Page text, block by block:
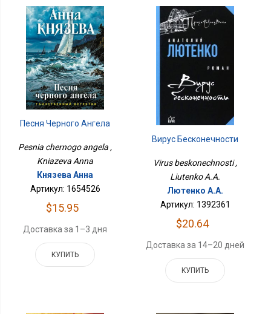
Песня Черного Ангела
Pesnia chernogo angela ,
Kniazeva Anna
Князева Анна
Артикул: 1654526
$15.95
Доставка за 1–3 дня
КУПИТЬ
Вирус Бесконечности
Virus beskonechnosti ,
Liutenko A.A.
Лютенко А.А.
Артикул: 1392361
$20.64
Доставка за 14–20 дней
КУПИТЬ